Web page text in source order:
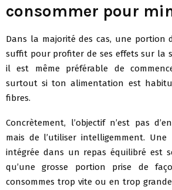
consommer pour
Dans la majorité des cas, une portion
suffit pour profiter de ses effets sur la
il est même préférable de
surtout si ton alimentation est
fibres.
Concrètement, l’objectif n’est pas
mais de l’utiliser intelligemment.
intégrée dans un repas équilibré est
qu’une grosse portion prise de
consommes trop vite ou en trop